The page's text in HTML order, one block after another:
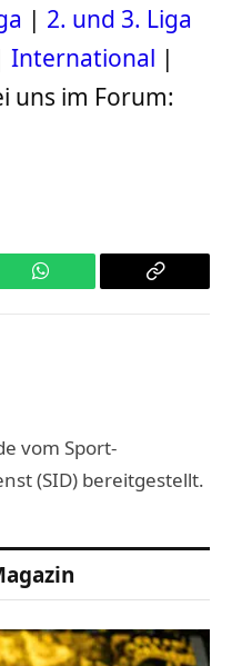
| 2. und 3. Liga
International |
uns im Forum:
WhatsApp
Copy
vom Sport-
(SID) bereitgestellt.